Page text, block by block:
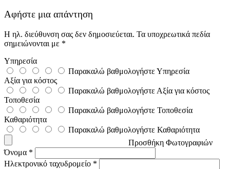
Αφήστε μια απάντηση
Η ηλ. διεύθυνση σας δεν δημοσιεύεται. Τα υποχρεωτικά πεδία
σημειώνονται με *
Υπηρεσία
Παρακαλώ βαθμολογήστε Υπηρεσία
Αξία για κόστος
Παρακαλώ βαθμολογήστε Αξία για κόστος
Τοποθεσία
Παρακαλώ βαθμολογήστε Τοποθεσία
Καθαριότητα
Παρακαλώ βαθμολογήστε Καθαριότητα
Προσθήκη Φωτογραφιών
Όνομα *
Ηλεκτρονικό ταχυδρομείο *